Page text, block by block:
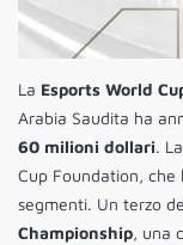
La Esports World
Arabia Saudita ha
60 milioni dollari.
Cup Foundation,
segmenti. Un terzo
Championship, una